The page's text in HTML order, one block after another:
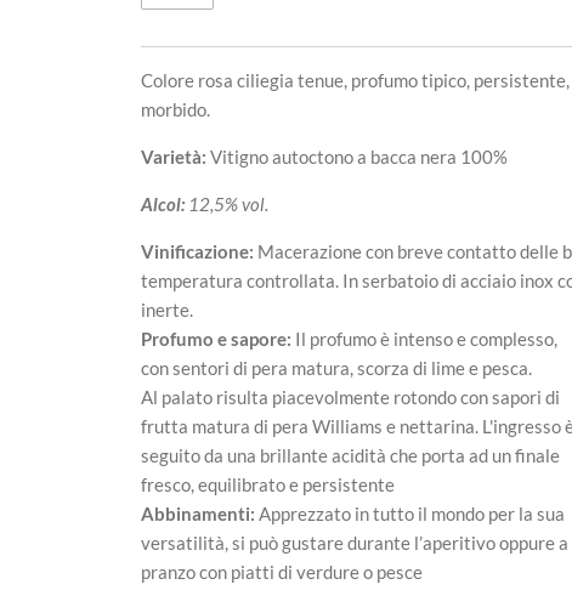
Colore rosa ciliegia tenue, profumo tipico,
morbido.
Varietà: Vitigno autoctono a bacca nera 100%
Alcol: 12,5% vol.
Vinificazione: Macerazione con breve contatto delle
temperatura controllata. In serbatoio di acciaio inox
inerte.
Profumo e sapore: Il profumo è intenso e complesso,
con sentori di pera matura, scorza di lime e pesca.
Al palato risulta piacevolmente rotondo con sapori di
frutta matura di pera Williams e nettarina. L'ingresso
seguito da una brillante acidità che porta ad un finale
fresco, equilibrato e persistente
Abbinamenti: Apprezzato in tutto il mondo per la sua
versatilità, si può gustare durante l’aperitivo oppure a
pranzo con piatti di verdure o pesce